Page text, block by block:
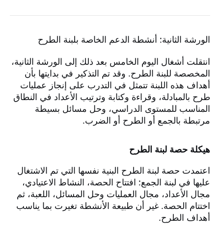
الورشة الثانية: أنشطة الدعم الخاصة بلبنة الطرح
انتقلت أشغال اليوم الخامس بعد ذلك إلى الورشة الثانية،
المخصصة للبنة الطرح. وقد تم التذكير في بدايتها بأن
أهداف هذه اللبنة تتمثل في التدرب على إنجاز عمليات
طرح بالمبادلة، وقراءة وكتابة وترتيب الأعداد في النطاق
المناسب للمستوى الدراسي، وحل مسائل بسيطة
مرتبطة بالجمع أو الطرح أو الضرب.
هيكلة حصة لبنة الطرح
اعتمدت حصة لبنة الطرح البنية نفسها التي تم الاشتغال
عليها في لبنة الجمع: افتتاح الحصة، النشاط الاعتيادي،
مجال الأعداد، مجال العمليات وحل المسائل، اللعبة، ثم
اختتام الحصة. غير أن طبيعة الأنشطة تغيرت بما يناسب
أهداف الطرح.